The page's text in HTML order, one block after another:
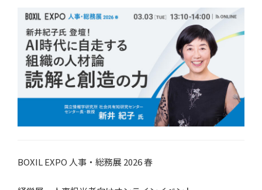
BOXIL EXPO 人事・総務展 2026 春